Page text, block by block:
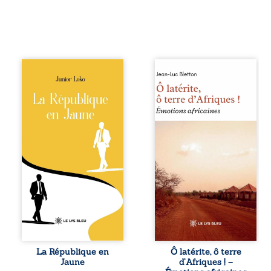
Fédérale du
Congo, la
naissance de
jumeaux de races
différentes
bouleverse l’ordre
établi : Senior est
Noir et Junior est
Blanc, bien que
nés d’un couple de
Noirs. Très vite,
l’événement attire
les médias
internationaux et
transforme le
bébé blanc en une
emblématique
sacrée, investie,
La République en
Jaune
Ô latérite, ô terre
d’Afriques ! est un
poétique et
authentique aux
paysages, aux
émotions brutes
d’un continent en
entre traditions et
modernité. Des
souvenirs intimes
– la pluie à
Namoungou, le
baobab de
Zagtouli – aux
portraits
marquants –
Thomas Sankara,
Ô latérite, ô terre
d’Afriques ! –